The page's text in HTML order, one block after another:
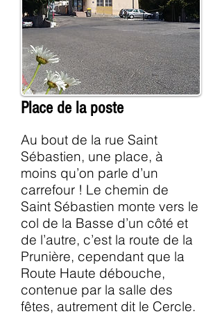
Place de la poste
Au bout de la rue Saint
Sébastien, une place, à
moins qu’on parle d’un
carrefour ! Le chemin de
Saint Sébastien monte vers le
col de la Basse d’un côté et
de l’autre, c’est la route de la
Prunière, cependant que la
Route Haute débouche,
contenue par la salle des
fêtes, autrement dit le Cercle.